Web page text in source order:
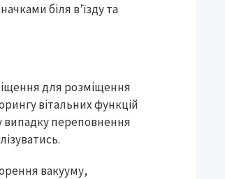
біля в’їзду та
для розміщення
вітальних функцій
випадку переповнення
вакууму,